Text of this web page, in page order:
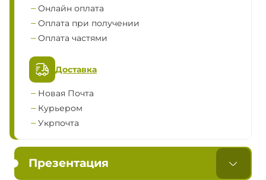
Онлайн оплата
Оплата при получении
Оплата частями
Доставка
Новая Почта
Курьером
Укрпочта
Презентация